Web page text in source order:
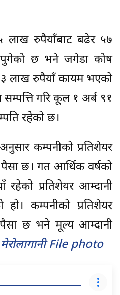
लाख रुपैयाँबाट बढेर ५७
छ भने जगेडा कोष
लाख रुपैयाँ कायम भएको
गरि कूल १ अर्ब ९१
रहेको छ।
कम्पनीको प्रतिशेयर
छ। गत आर्थिक वर्षको
प्रतिशेयर आम्दानी
कम्पनीको प्रतिशेयर
छ भने मूल्य आम्दानी
मेरोलागानी File photo